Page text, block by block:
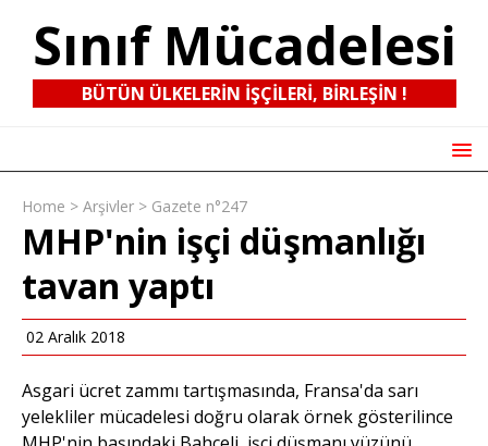
Sınıf Mücadelesi
BÜTÜN ÜLKELERIN IŞÇILERI, BIRLEŞIN !
Home > Arşivler > Gazete n°247
MHP'nin işçi düşmanlığı
tavan yaptı
02 Aralık 2018
Asgari ücret zammı tartışmasında, Fransa'da sarı
yelekliler mücadelesi doğru olarak örnek gösterilince